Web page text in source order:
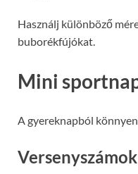
Használj különböző
buborékfújókat.
Mini
A gyereknapból könnyen